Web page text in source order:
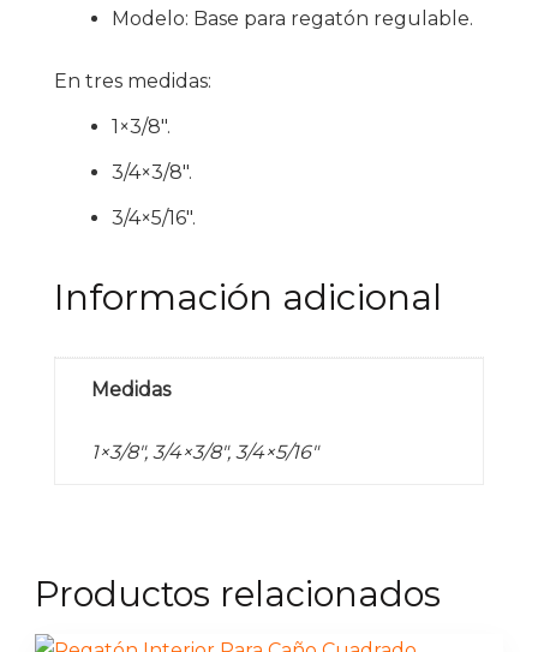
Modelo: Base para regatón regulable.
En tres medidas:
1×3/8″.
3/4×3/8″.
3/4×5/16″.
Información adicional
Medidas
1×3/8", 3/4×3/8", 3/4×5/16"
Productos relacionados